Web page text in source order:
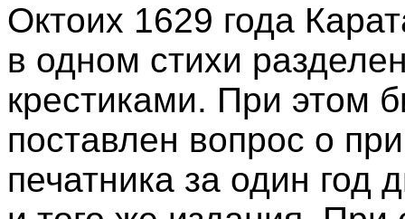
Октоих 1629 года
в одном стихи
крестиками. При этом
поставлен вопрос о
печатника за один год